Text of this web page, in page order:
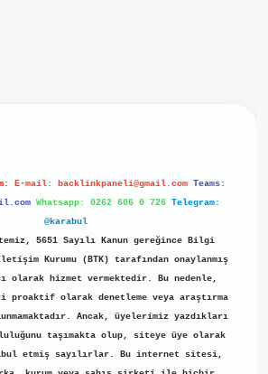
E-mail: backlinkpaneli@gmail.com Teams:
Whatsapp: 0262 606 0 726 Telegram:
@karabul
5651 Sayılı Kanun gereğince Bilgi
Kurumu (BTK) tarafından onaylanmış
olarak hizmet vermektedir. Bu nedenle,
olarak denetleme veya araştırma
Ancak, üyelerimiz yazdıkları
taşımakta olup, siteye üye olarak
etmiş sayılırlar. Bu internet sitesi,